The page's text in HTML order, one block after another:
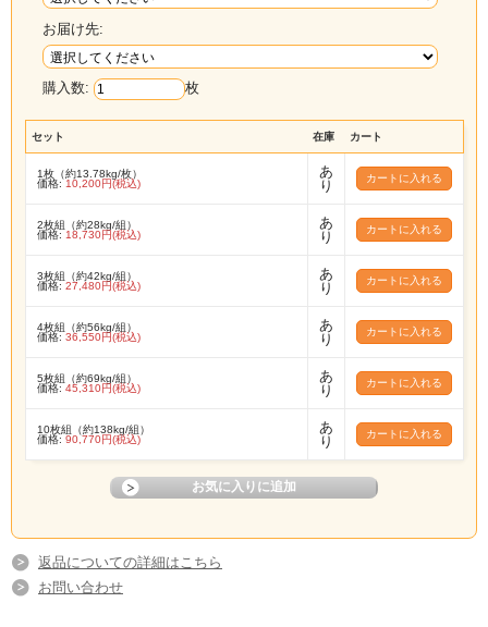
お届け先:
購入数: 枚
セット 在庫 カート
1枚（約13.78kg/枚）
価格:10,200円(税込)
あ
り
2枚組（約28kg/組）
価格: 18,730円(税込)
あ
り
3枚組（約42kg/組）
価格: 27,480円(税込)
あ
り
4枚組（約56kg/組）
価格: 36,550円(税込)
あ
り
5枚組（約69kg/組）
価格: 45,310円(税込)
あ
り
10枚組（約138kg/組）
価格: 90,770円(税込)
あ
り
返品についての詳細はこちら
お問い合わせ